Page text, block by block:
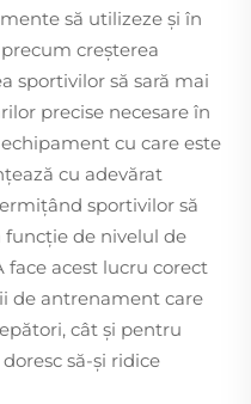
să utilizeze și în
creșterea
sportivilor să sară mai
precise necesare în
cu care este
cu adevărat
sportivilor să
de nivelul de
face acest lucru corect
de antrenament care
cât și pentru
să-și ridice